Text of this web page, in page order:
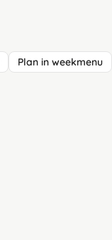
Plan in weekmenu